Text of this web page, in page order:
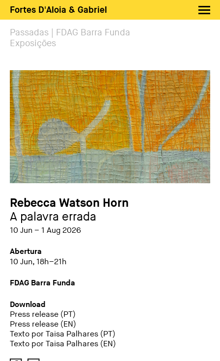
Fortes D'Aloia & Gabriel
Artistas
Exposições
Notícias
Shop FDAG
Sobre
Busca
PT EN
Passadas | FDAG Barra Funda
Exposições
Rebecca Watson Horn
A palavra errada
10 Jun – 1 Aug 2026
Abertura
10 Jun, 18h–21h
FDAG Barra Funda
Download
Press release (PT)
Press release (EN)
Texto por Taisa Palhares (PT)
Texto por Taisa Palhares (EN)